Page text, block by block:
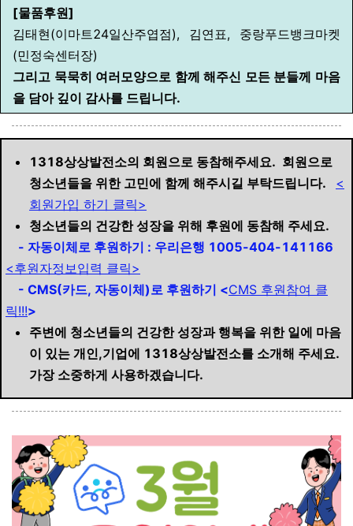
[물품후원]
김태현(이마트24일산주엽점), 김연표, 중랑푸드뱅크마켓
(민정숙센터장)
그리고 묵묵히 여러모양으로 함께 해주신 모든 분들께 마음
을 담아 깊이 감사를 드립니다.
1318상상발전소의 회원으로 동참해주세요. 회원으로
청소년들을 위한 고민에 함께 해주시길 부탁드립니다. <
회원가입 하기 클릭>
청소년들의 건강한 성장을 위해 후원에 동참해 주세요.
- 자동이체로 후원하기 : 우리은행 1005-404-141166
<후원자정보입력 클릭>
- CMS(카드, 자동이체)로 후원하기 <CMS 후원참여 클
릭!!!>
주변에 청소년들의 건강한 성장과 행복을 위한 일에 마음
이 있는 개인,기업에 1318상상발전소를 소개해 주세요.
가장 소중하게 사용하겠습니다.